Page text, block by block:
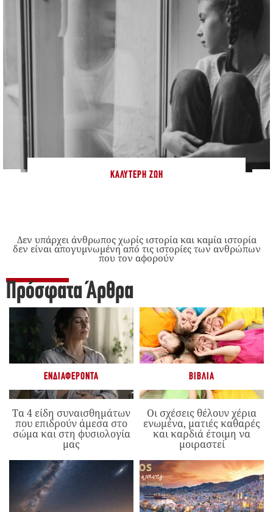
ΚΑΛΎΤΕΡΗ ΖΩΉ
Δεν υπάρχει άνθρωπος χωρίς ιστορία και καμία ιστορία
δεν είναι απογυμνωμένη από τις ιστορίες των ανθρώπων
που τον αφορούν
Πρόσφατα Άρθρα
ΕΝΔΙΑΦΈΡΟΝΤΑ
Τα 4 είδη συναισθημάτων
που επιδρούν άμεσα στο
σώμα και στη φυσιολογία
μας
ΒΙΒΛΊΑ
Οι σχέσεις θέλουν χέρια
ενωμένα, ματιές καθαρές
και καρδιά έτοιμη να
μοιραστεί